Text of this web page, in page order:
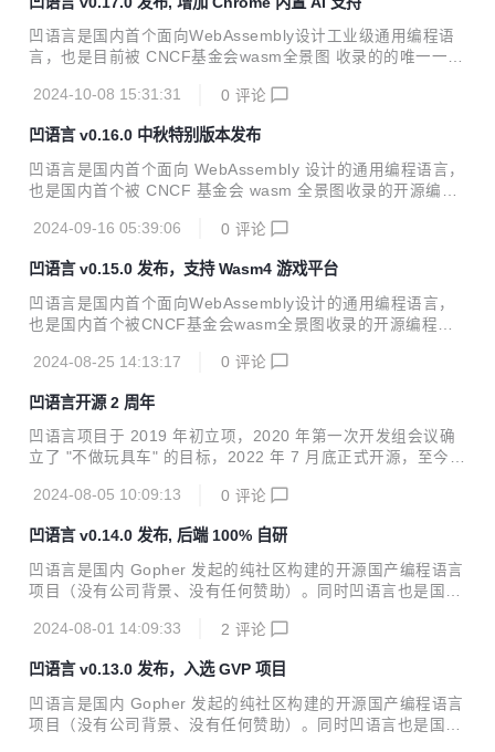
rg/smalltalk/st0057.html https://wa-lang.org/
凹语言是国内首个面向WebAssembly设计工业级通用编程语
言，也是目前被 CNCF基金会wasm全景图 收录的的唯一一个
加了 Chrome 内置 AI 支持。这里我们将展示如何通过凹语言
型。 先参考 Device Model: Chrome AI Gemini Nano, 确保
本地 Chrome AI 正常工作，确保开发者控制台可成功执行 aw
ait ai.assistant.create(); 程序。 示例代码: import "ai" func
2024-10-08 15:31:31 0 评论
凹语言 v0.16.0 中秋特别版本发布
凹语言是国内首个面向 WebAssembly 设计的通用编程语言，
也是国内首个被 CNCF 基金会 wasm 全景图收录的开源编程
zh-lang.osanswer.net 增加 __package__/__FILE__/__LIN
游戏支持, 增加俄罗斯方块/pong/life等多个游戏, 并提供在线
试玩页面 重构 syscall 部分子包和文档 以下是俄罗斯方块的
效果图(https://wa-lang.org/wa/w4-tetris/)： 凹语言官...
2024-09-16 05:39:06 0 评论
凹语言 v0.15.0 发布，支持 Wasm4 游戏平台
凹语言是国内首个面向WebAssembly设计的通用编程语言，
也是国内首个被CNCF基金会wasm全景图收录的开源编程语
ground 依赖的 `wa.wasm` 编译环境升级到 Go1.21 (兼顾 w
vendor`, 增加 `pkg/std` 目录为可选标准库 - `wa` 命令瘦身:
删除 wabt 工具和 `-wabt` 参数, 去掉 `wa run-wasm` 子命令
- 删除 `WAROOT` 环境变量, 凹语言始终以单个 `wa...
2024-08-25 14:13:17 0 评论
凹语言开源 2 周年
凹语言项目于 2019 年初立项，2020 年第一次开发组会议确
立了 "不做玩具车" 的目标，2022 年 7 月底正式开源，至今开
语言主页：https://wa-lang.org/
2024-08-05 10:09:13 0 评论
凹语言 v0.14.0 发布, 后端 100% 自研
凹语言是国内 Gopher 发起的纯社区构建的开源国产编程语言
项目（没有公司背景、没有任何赞助）。同时凹语言也是国内
译型通用编程语言。凹语言 v0.14.0 有以下改进: 后端重新实
wabt=false 参数 简化 wa run, 优先命令行执行, 并增加 -web
参数 修复 js 胶水代码的错误 更多信息请访问凹语言官网：htt
ps://wa-lang.org/
2024-08-01 14:09:33 2 评论
凹语言 v0.13.0 发布，入选 GVP 项目
凹语言是国内 Gopher 发起的纯社区构建的开源国产编程语言
项目（没有公司背景、没有任何赞助）。同时凹语言也是国内